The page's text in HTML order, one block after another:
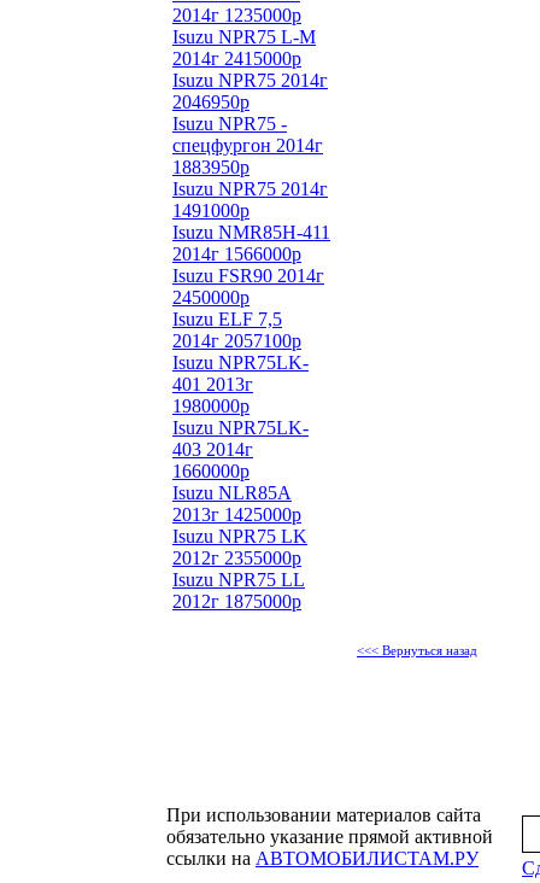
2014г 1235000р
Isuzu NPR75 L-M
2014г 2415000р
Isuzu NPR75 2014г
2046950р
Isuzu NPR75 -
спецфургон 2014г
1883950р
Isuzu NPR75 2014г
1491000р
Isuzu NMR85H-411
2014г 1566000р
Isuzu FSR90 2014г
2450000р
Isuzu ELF 7,5
2014г 2057100р
Isuzu NPR75LK-
401 2013г
1980000р
Isuzu NPR75LK-
403 2014г
1660000р
Isuzu NLR85A
2013г 1425000р
Isuzu NPR75 LK
2012г 2355000р
Isuzu NPR75 LL
2012г 1875000р
<<< Вернуться назад
При использовании материалов сайта
обязательно указание прямой активной
ссылки на АВТОМОБИЛИСТАМ.РУ